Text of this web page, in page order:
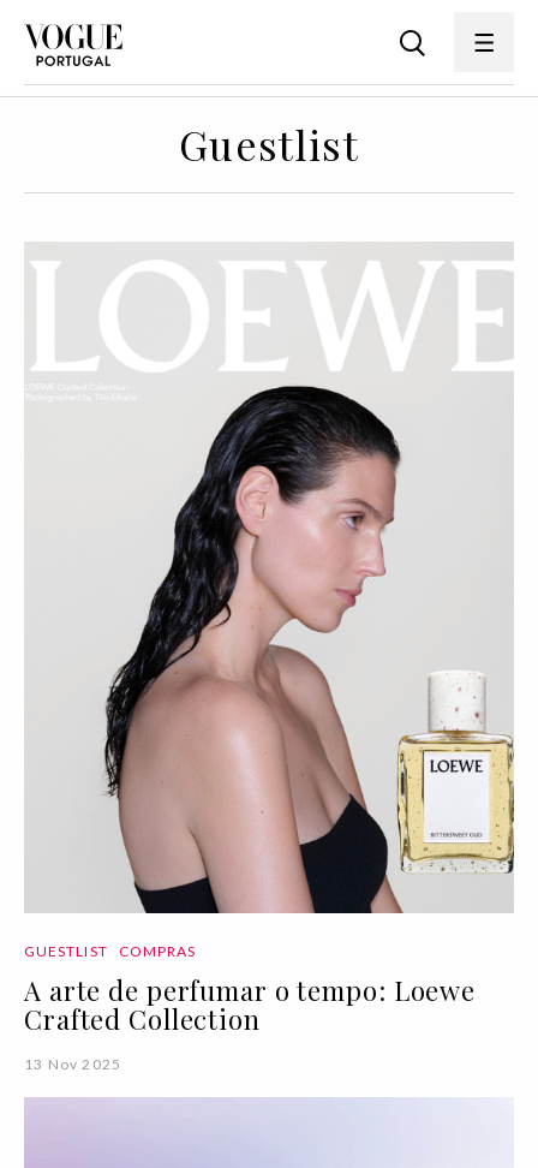
Guestlist
GUESTLIST COMPRAS
A arte de perfumar o tempo: Loewe
Crafted Collection
13 Nov 2025